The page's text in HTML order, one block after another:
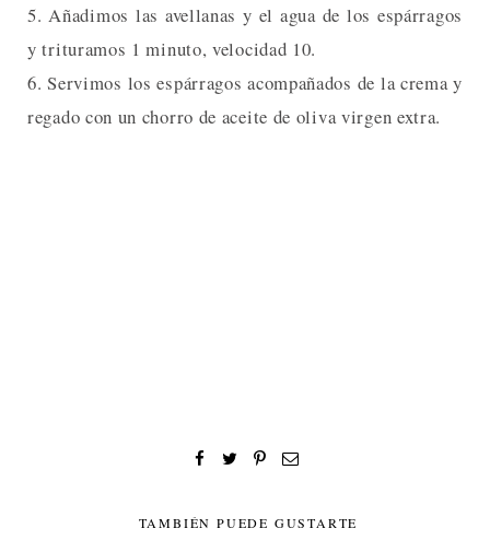
5. Añadimos las avellanas y el agua de los espárragos
y trituramos 1 minuto, velocidad 10.
6. Servimos los espárragos acompañados de la crema y
regado con un chorro de aceite de oliva virgen extra.
TAMBIÉN PUEDE GUSTARTE